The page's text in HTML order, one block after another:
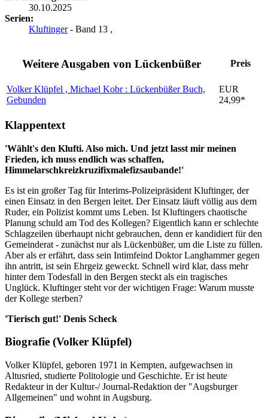
30.10.2025
Serien:
Kluftinger- Band 13 ,
Weitere Ausgaben von Lückenbüßer Preis
Volker Klüpfel , Michael Kobr : LückenbüßerBuch,
Gebunden
EUR
24,99*
Klappentext
'Wählt's den Klufti. Also mich. Und jetzt lasst mir meinen
Frieden, ich muss endlich was schaffen,
Himmelarschkreizkruzifixmalefizsaubande!'
Es ist ein großer Tag für Interims-Polizeipräsident Kluftinger, der
einen Einsatz in den Bergen leitet. Der Einsatz läuft völlig aus dem
Ruder, ein Polizist kommt ums Leben. Ist Kluftingers chaotische
Planung schuld am Tod des Kollegen? Eigentlich kann er schlechte
Schlagzeilen überhaupt nicht gebrauchen, denn er kandidiert für den
Gemeinderat - zunächst nur als Lückenbüßer, um die Liste zu füllen.
Aber als er erfährt, dass sein Intimfeind Doktor Langhammer gegen
ihn antritt, ist sein Ehrgeiz geweckt. Schnell wird klar, dass mehr
hinter dem Todesfall in den Bergen steckt als ein tragisches
Unglück. Kluftinger steht vor der wichtigen Frage: Warum musste
der Kollege sterben?
'Tierisch gut!' Denis Scheck
Biografie (Volker Klüpfel)
Volker Klüpfel, geboren 1971 in Kempten, aufgewachsen in
Altusried, studierte Politologie und Geschichte. Er ist heute
Redakteur in der Kultur-/ Journal-Redaktion der "Augsburger
Allgemeinen" und wohnt in Augsburg.